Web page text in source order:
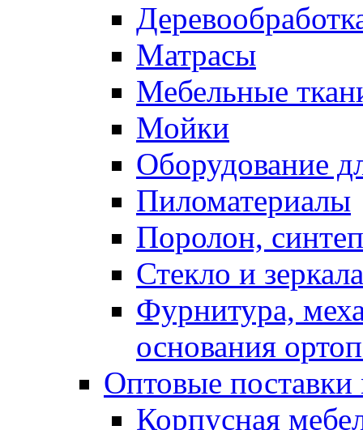
Матрасы
Мебельные
Мойки
Оборудование
Пиломатериалы
Поролон,
Стекло и зеркала
Фурнитура,
основания
Оптовые поставки
Корпусная